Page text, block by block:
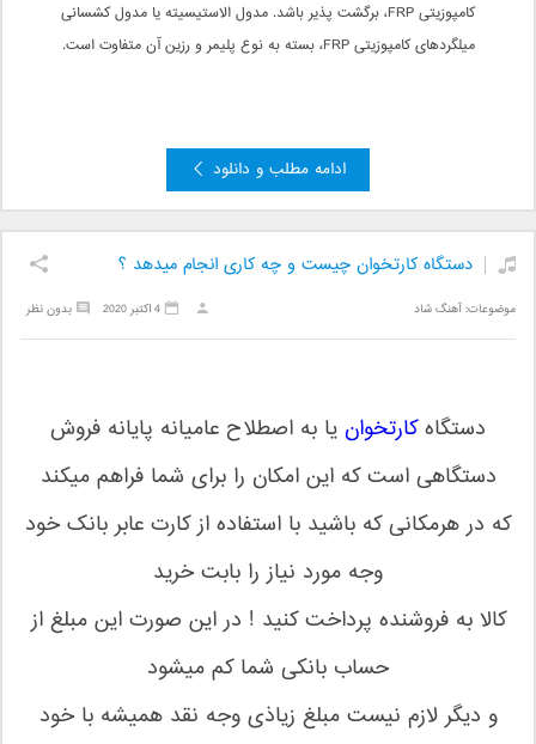
کامپوزیتی FRP، برگشت پذیر باشد. مدول الاستیسیته یا مدول کشسانی
میلگردهای کامپوزیتی FRP، بسته به نوع پلیمر و رزین آن متفاوت است.
ادامه مطلب و دانلود
دستگاه کارتخوان چیست و چه کاری انجام میدهد ؟
موضوعات:آهنگ شاد بدون نظر 4 اکتبر 2020
دستگاهکارتخوان یا به اصطلاح عامیانه پایانه فروش
دستگاهی است که این امکان را برای شما فراهم میکند
که در هرمکانی که باشید با استفاده از کارت عابر بانک خود
وجه مورد نیاز را بابت خرید
کالا به فروشنده پرداخت کنید ! در این صورت این مبلغ از
حساب بانکی شما کم میشود
و دیگر لازم نیست مبلغ زیاذی وجه نقد همیشه با خود